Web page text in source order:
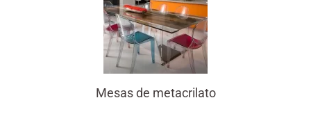
Mesas de metacrilato